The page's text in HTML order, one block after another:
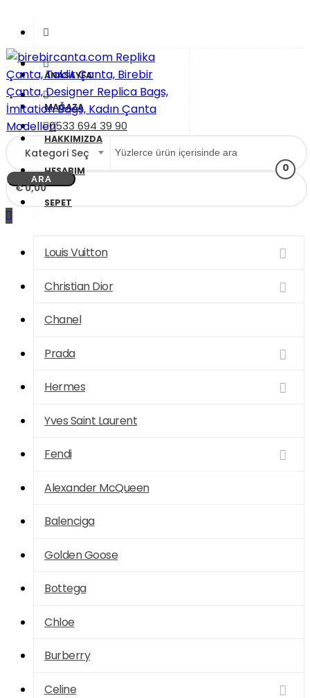
Geç
0533 694 39 90
ANASAYFA
MAĞAZA
HAKKIMIZDA
HESABIM
SEPET
birebircanta.com Replika Çanta, Taklit Çanta, Birebir
Çanta, Designer Replica Bags, İmitation Bags, Kadın
Çanta Modelleri
Replika Çanta, Birebir Çanta, Taklit Çanta, Replica Bags,
İmitation Bags
Kategori Seç
ARA
€ 0,00
0
Louis Vuitton
Christian Dior
Chanel
Prada
Hermes
Yves Saint Laurent
Fendi
Alexander McQueen
Balenciga
Golden Goose
Bottega
Chloe
Burberry
Celine